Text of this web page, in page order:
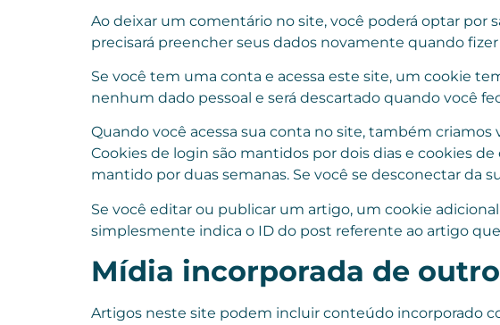
Ao deixar um comentário no site, você poderá optar por
precisará preencher seus dados novamente quando
Se você tem uma conta e acessa este site, um cookie
nenhum dado pessoal e será descartado quando você
Quando você acessa sua conta no site, também criamos
Cookies de login são mantidos por dois dias e cookies
mantido por duas semanas. Se você se desconectar da
Se você editar ou publicar um artigo, um cookie
simplesmente indica o ID do post referente ao artigo
Mídia incorporada de
Artigos neste site podem incluir conteúdo incorporado